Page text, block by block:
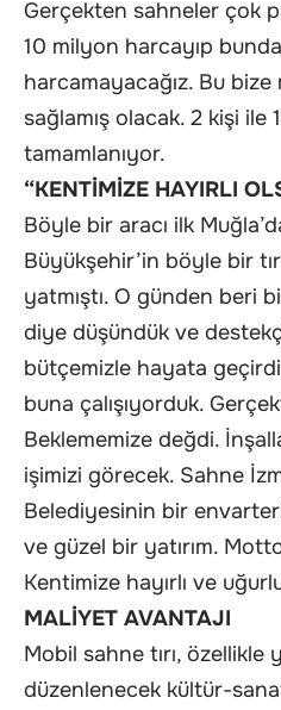
Gerçekten sahneler çok
10 milyon harcayıp
harcamayacağız. Bu
sağlamış olacak. 2 kişi ile
tamamlanıyor.
“KENTİMİZE HAYIRLI
Böyle bir aracı ilk
Büyükşehir’in böyle bir
yatmıştı. O günden beri
diye düşündük ve
bütçemizle hayata
buna çalışıyorduk.
Beklememize değdi.
işimizi görecek. Sahne
Belediyesinin bir
ve güzel bir yatırım.
Kentimize hayırlı ve
MALİYET AVANTAJI
Mobil sahne tırı, özellikle
düzenlenecek kültür-